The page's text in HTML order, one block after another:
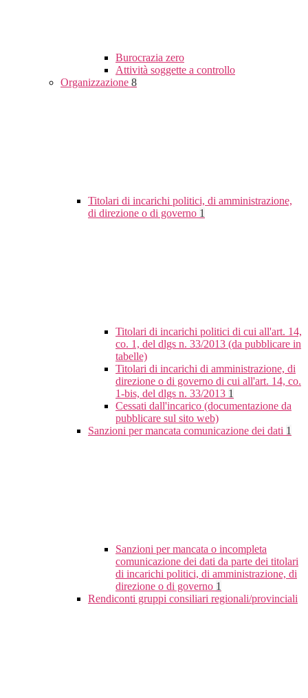
Burocrazia zero
Attività soggette a controllo
Organizzazione 8
Titolari di incarichi politici, di amministrazione,
di direzione o di governo 1
Titolari di incarichi politici di cui all'art. 14,
co. 1, del dlgs n. 33/2013 (da pubblicare in
tabelle)
Titolari di incarichi di amministrazione, di
direzione o di governo di cui all'art. 14, co.
1-bis, del dlgs n. 33/2013 1
Cessati dall'incarico (documentazione da
pubblicare sul sito web)
Sanzioni per mancata comunicazione dei dati 1
Sanzioni per mancata o incompleta
comunicazione dei dati da parte dei titolari
di incarichi politici, di amministrazione, di
direzione o di governo 1
Rendiconti gruppi consiliari regionali/provinciali